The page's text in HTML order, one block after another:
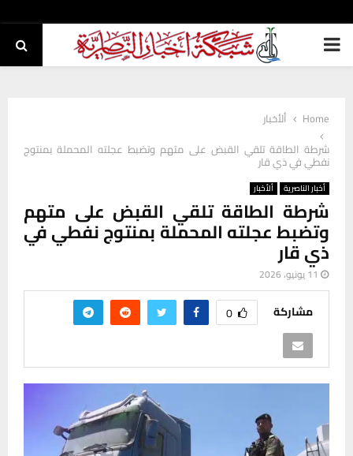
PRIMARY
Home
ألأخبار
شرطة الطاقة تلقي القبض على متهم وتضبط عجلته المحملة بمنتوج
نفطي في ذي قار
أخبار الناصرية ألأخبار
شرطة الطاقة تلقي القبض على متهم
وتضبط عجلته المحملة بمنتوج نفطي في
ذي قار
11 يونيو، 2026
مشاركة 0